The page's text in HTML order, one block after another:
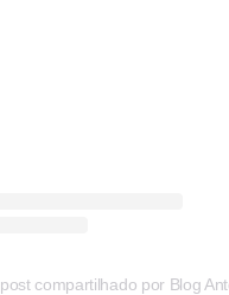
compartilhado por Blog